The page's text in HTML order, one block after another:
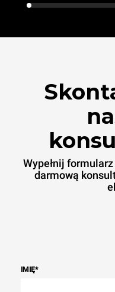
Wypełnij
darmową
IMIĘ*